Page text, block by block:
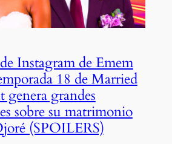
Instagram de Emem
18 de Married
grandes
sobre su matrimonio
(SPOILERS)